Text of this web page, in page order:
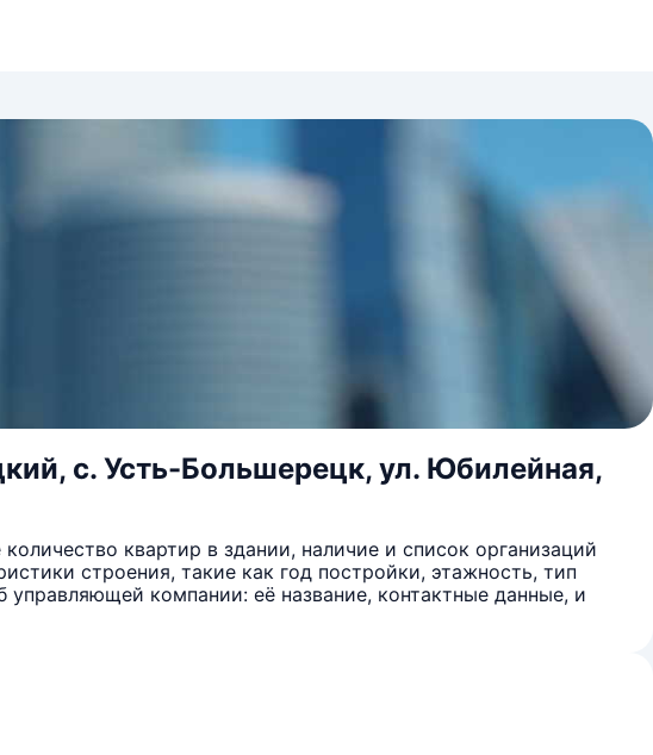
с. Усть-Большерецк, ул. Юбилейная,
квартир в здании, наличие и список организаций
строения, такие как год постройки, этажность, тип
компании: её название, контактные данные, и